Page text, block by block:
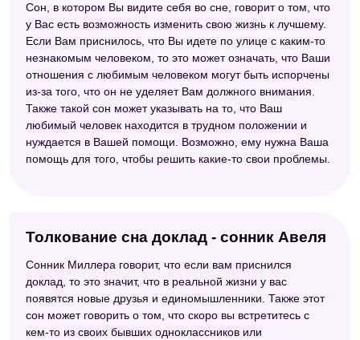
Сон, в котором Вы видите себя во сне, говорит о том, что
у Вас есть возможность изменить свою жизнь к лучшему.
Если Вам приснилось, что Вы идете по улице с каким-то
незнакомым человеком, то это может означать, что Ваши
отношения с любимым человеком могут быть испорчены
из-за того, что он не уделяет Вам должного внимания.
Также такой сон может указывать на то, что Ваш
любимый человек находится в трудном положении и
нуждается в Вашей помощи. Возможно, ему нужна Ваша
помощь для того, чтобы решить какие-то свои проблемы.
Толкование сна доклад - сонник Авеля
Сонник Миллера говорит, что если вам приснился
доклад, то это значит, что в реальной жизни у вас
появятся новые друзья и единомышленники. Также этот
сон может говорить о том, что скоро вы встретитесь с
кем-то из своих бывших одноклассников или